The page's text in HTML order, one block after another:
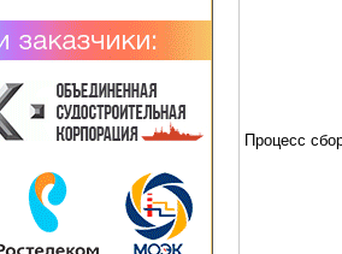
комплекс 26 МВт (10
в аренду на
Процесс